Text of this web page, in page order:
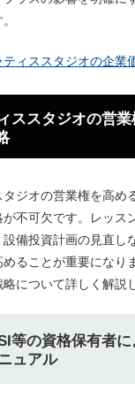
ティススタジオの企業
ススタジオの営
ジオの営業権を高め
不可欠です。レッス
備投資計画の見直し
めることが重要になり
について詳しく解説
等の資格保有者
ュアル